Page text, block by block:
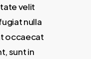
velit
nulla
occaecat
sunt in